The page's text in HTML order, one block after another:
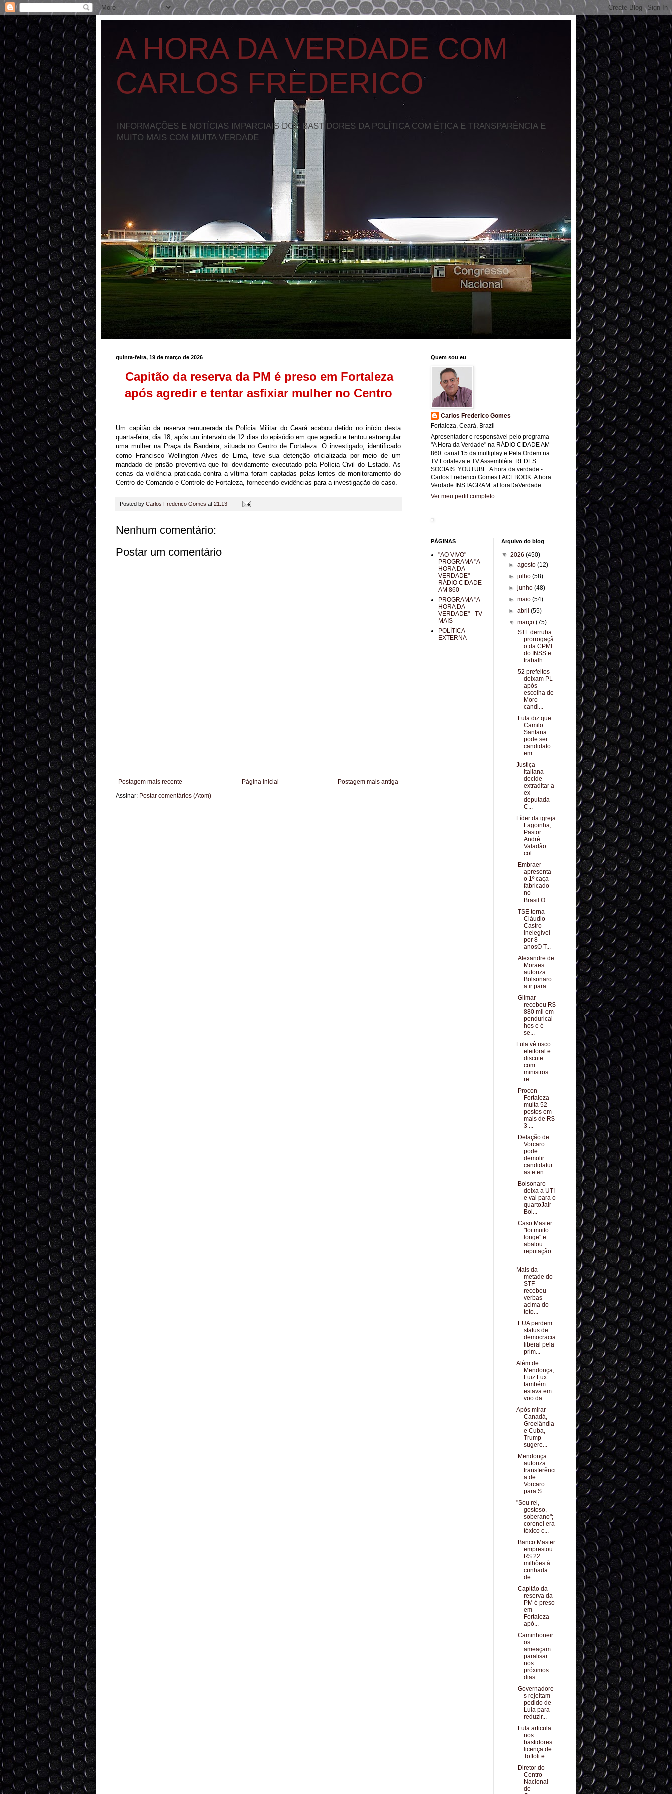
A HORA DA VERDADE COM
CARLOS FREDERICO
INFORMAÇÕES E NOTÍCIAS IMPARCIAIS DOS BASTIDORES DA POLÍTICA COM ÉTICA E TRANSPARÊNCIA E
MUITO MAIS COM MUITA VERDADE
quinta-feira, 19 de março de 2026
Capitão da reserva da PM é preso em Fortaleza
após agredir e tentar asfixiar mulher no Centro
Um capitão da reserva remunerada da Polícia Militar do Ceará acabou detido no início desta
quarta-feira, dia 18, após um intervalo de 12 dias do episódio em que agrediu e tentou estrangular
uma mulher na Praça da Bandeira, situada no Centro de Fortaleza. O investigado, identificado
como Francisco Wellington Alves de Lima, teve sua detenção oficializada por meio de um
mandado de prisão preventiva que foi devidamente executado pela Polícia Civil do Estado. As
cenas da violência praticada contra a vítima foram captadas pelas lentes de monitoramento do
Centro de Comando e Controle de Fortaleza, fornecendo evidências para a investigação do caso.
Posted by Carlos Frederico Gomes at 21:13
Nenhum comentário:
Postar um comentário
Postagem mais recente Postagem mais antiga
Página inicial
Assinar: Postar comentários (Atom)
Quem sou eu
Carlos Frederico Gomes
Fortaleza, Ceará, Brazil
Apresentador e responsável pelo programa
"A Hora da Verdade" na RÁDIO CIDADE AM
860. canal 15 da multiplay e Pela Ordem na
TV Fortaleza e TV Assembléia. REDES
SOCIAIS: YOUTUBE: A hora da verdade -
Carlos Frederico Gomes FACEBOOK: A hora
Verdade INSTAGRAM: aHoraDaVerdade
Ver meu perfil completo
PÁGINAS
"AO VIVO"
PROGRAMA "A
HORA DA
VERDADE" -
RÁDIO CIDADE
AM 860
PROGRAMA "A
HORA DA
VERDADE" - TV
MAIS
POLÍTICA
EXTERNA
Arquivo do blog
▼ 2026 (450)
►agosto(12)
►julho(58)
►junho(48)
►maio(54)
►abril(55)
▼março(75)
STF derruba
prorrogaçã
o da CPMI
do INSS e
trabalh...
52 prefeitos
deixam PL
após
escolha de
Moro
candi...
Lula diz que
Camilo
Santana
pode ser
candidato
em...
Justiça
italiana
decide
extraditar a
ex-
deputada
C...
Líder da igreja
Lagoinha,
Pastor
André
Valadão
col...
Embraer
apresenta
o 1º caça
fabricado
no
Brasil O...
TSE torna
Cláudio
Castro
inelegível
por 8
anosO T...
Alexandre de
Moraes
autoriza
Bolsonaro
a ir para ...
Gilmar
recebeu R$
880 mil em
pendurical
hos e é
se...
Lula vê risco
eleitoral e
discute
com
ministros
re...
Procon
Fortaleza
multa 52
postos em
mais de R$
3 ...
Delação de
Vorcaro
pode
demolir
candidatur
as e en...
Bolsonaro
deixa a UTI
e vai para o
quartoJair
Bol...
Caso Master
"foi muito
longe" e
abalou
reputação
...
Mais da
metade do
STF
recebeu
verbas
acima do
teto...
EUA perdem
status de
democracia
liberal pela
prim...
Além de
Mendonça,
Luiz Fux
também
estava em
voo da...
Após mirar
Canadá,
Groelândia
e Cuba,
Trump
sugere...
Mendonça
autoriza
transferênci
a de
Vorcaro
para S...
"Sou rei,
gostoso,
soberano";
coronel era
tóxico c...
Banco Master
emprestou
R$ 22
milhões à
cunhada
de...
Capitão da
reserva da
PM é preso
em
Fortaleza
apó...
Caminhoneir
os
ameaçam
paralisar
nos
próximos
dias...
Governadore
s rejeitam
pedido de
Lula para
reduzir...
Lula articula
nos
bastidores
licença de
Toffoli e...
Diretor do
Centro
Nacional
de